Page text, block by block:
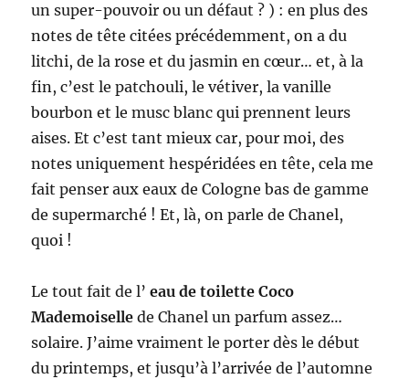
un super-pouvoir ou un défaut ? ) : en plus des
notes de tête citées précédemment, on a du
litchi, de la rose et du jasmin en cœur… et, à la
fin, c’est le patchouli, le vétiver, la vanille
bourbon et le musc blanc qui prennent leurs
aises. Et c’est tant mieux car, pour moi, des
notes uniquement hespéridées en tête, cela me
fait penser aux eaux de Cologne bas de gamme
de supermarché ! Et, là, on parle de Chanel,
quoi !
Le tout fait de l’eau de toilette Coco
Mademoiselle de Chanel un parfum assez…
solaire. J’aime vraiment le porter dès le début
du printemps, et jusqu’à l’arrivée de l’automne